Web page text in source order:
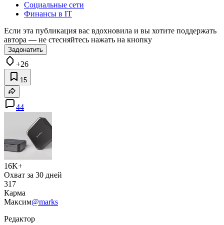
Социальные сети
Финансы в IT
Если эта публикация вас вдохновила и вы хотите поддержать
автора — не стесняйтесь нажать на кнопку
Задонатить
+26
15
44
16K+
Охват за 30 дней
317
Карма
Максим@marks
Редактор